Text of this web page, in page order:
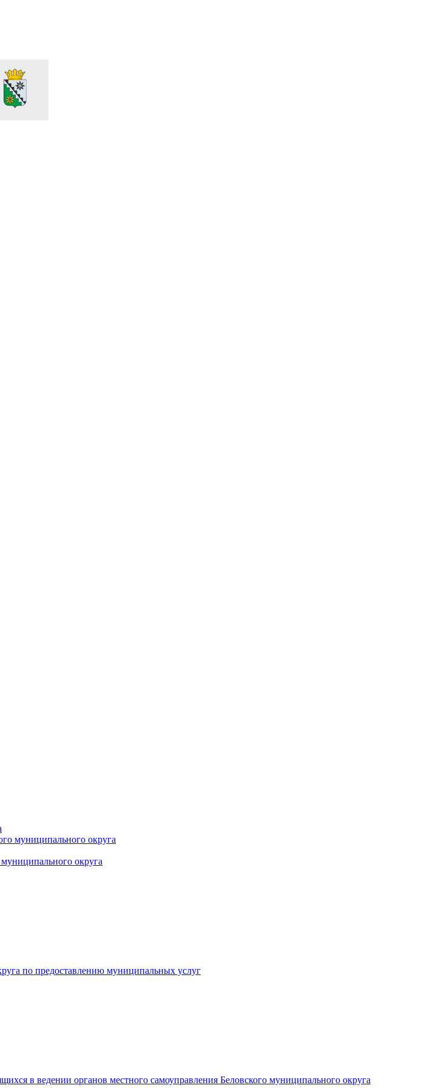
муниципального округа
округа
по предоставлению муниципальных услуг
в ведении органов местного самоуправления Беловского муниципального округа